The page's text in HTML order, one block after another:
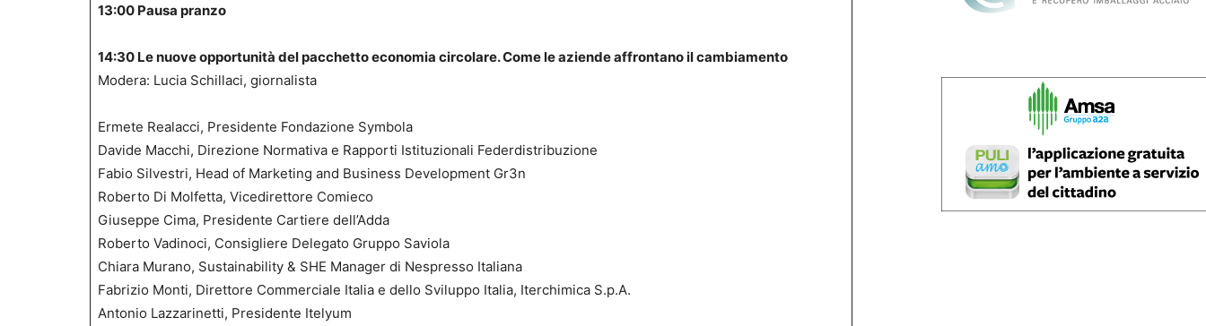
13:00 Pausa pranzo
14:30 Le nuove opportunità del pacchetto economia circolare. Come le aziende affrontano il cambiamento
Modera: Lucia Schillaci, giornalista
Ermete Realacci, Presidente Fondazione Symbola
Davide Macchi, Direzione Normativa e Rapporti Istituzionali Federdistribuzione
Fabio Silvestri, Head of Marketing and Business Development Gr3n
Roberto Di Molfetta, Vicedirettore Comieco
Giuseppe Cima, Presidente Cartiere dell’Adda
Roberto Vadinoci, Consigliere Delegato Gruppo Saviola
Chiara Murano, Sustainability & SHE Manager di Nespresso Italiana
Fabrizio Monti, Direttore Commerciale Italia e dello Sviluppo Italia, Iterchimica S.p.A.
Antonio Lazzarinetti, Presidente Itelyum